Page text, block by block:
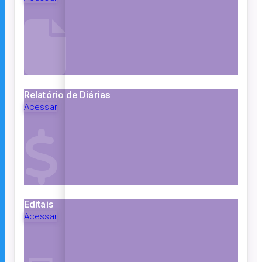
Relatório de Diárias
Acessar
Editais
Acessar